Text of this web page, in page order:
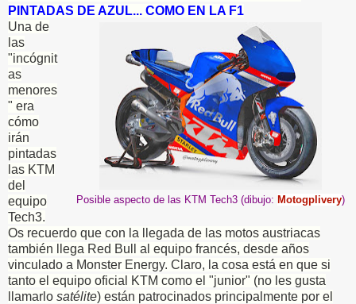
PINTADAS DE AZUL... COMO EN LA F1
Posible aspecto de las KTM Tech3 (dibujo: Motogplivery)
Una de
las
"incógnit
as
menores
" era
cómo
irán
pintadas
las KTM
del
equipo
Tech3.
Os recuerdo que con la llegada de las motos austriacas
también llega Red Bull al equipo francés, desde años
vinculado a Monster Energy. Claro, la cosa está en que si
tanto el equipo oficial KTM como el "junior" (no les gusta
llamarlo satélite) están patrocinados principalmente por el